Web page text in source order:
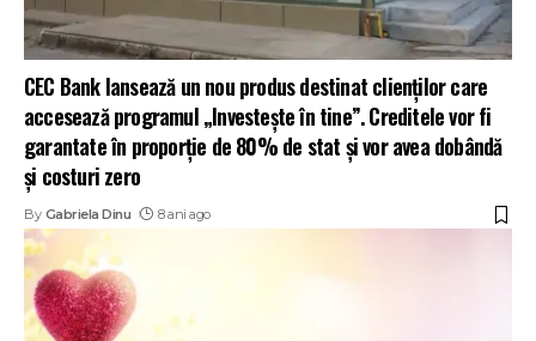
CEC Bank lansează un nou produs destinat clienților care
accesează programul „Investeşte în tine”. Creditele vor fi
garantate în proporție de 80% de stat și vor avea dobândă
și costuri zero
By Gabriela Dinu 8 ani ago